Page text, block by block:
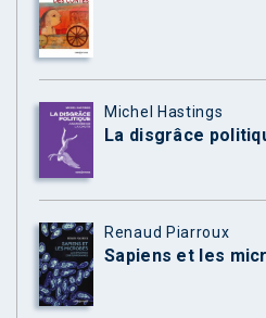
Michel Hastings
La disgrâce
Renaud Piarroux
Sapiens et les